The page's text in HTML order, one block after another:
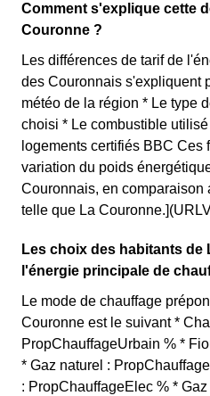
Comment s'explique cette
Couronne ?
Les différences de tarif de
des Couronnais s'expliquent
météo de la région * Le type
choisi * Le combustible
logements certifiés BBC Ces
variation du poids
Couronnais, en comparaison
telle que La
Les choix des habitants de
l'énergie principale de
Le mode de chauffage
Couronne est le suivant *
PropChauffageUrbain % *
* Gaz naturel :
: PropChauffageElec % *